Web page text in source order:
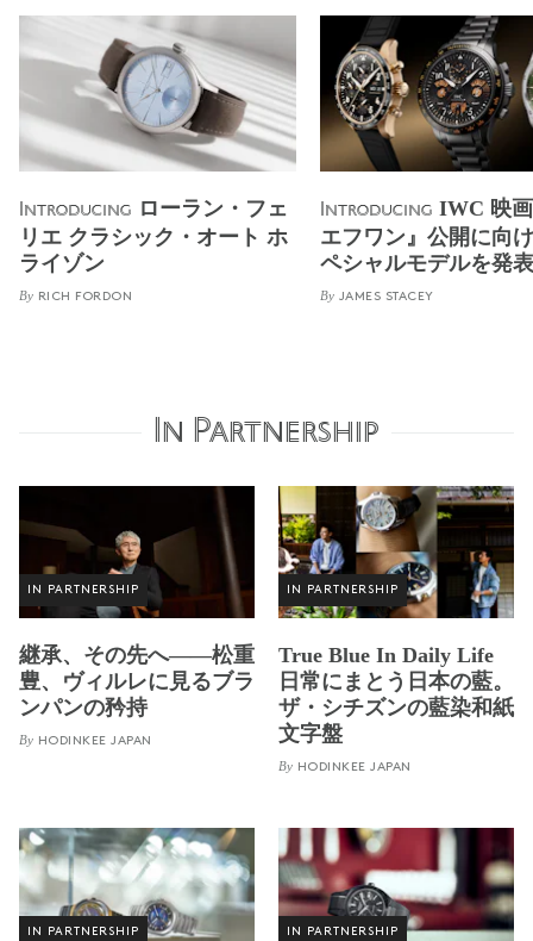
Introducing ローラン・フェ
リエ クラシック・オート ホ
ライゾン
By RICH FORDON
Introducing IWC 映
エフワン』公開に向
ペシャルモデルを発表
By JAMES STACEY
In Partnership
IN PARTNERSHIP
継承、その先へ——松重
豊、ヴィルレに見るブラ
ンパンの矜持
By HODINKEE JAPAN
IN PARTNERSHIP
True Blue In Daily Life
日常にまとう日本の藍。
ザ・シチズンの藍染和紙
文字盤
By HODINKEE JAPAN
IN PARTNERSHIP IN PARTNERSHIP